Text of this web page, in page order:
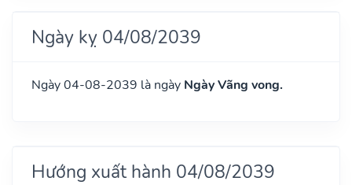
Ngày kỵ 04/08/2039
Ngày 04-08-2039 là ngày Ngày Vãng vong.
Hướng xuất hành 04/08/2039